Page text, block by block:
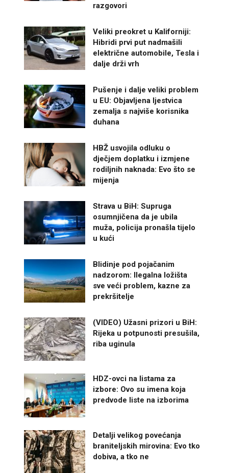
razgovori
Veliki preokret u Kaliforniji:
Hibridi prvi put nadmašili
električne automobile, Tesla i
dalje drži vrh
Pušenje i dalje veliki problem
u EU: Objavljena ljestvica
zemalja s najviše korisnika
duhana
HBŽ usvojila odluku o
dječjem doplatku i izmjene
rodiljnih naknada: Evo što se
mijenja
Strava u BiH: Supruga
osumnjičena da je ubila
muža, policija pronašla tijelo
u kući
Blidinje pod pojačanim
nadzorom: Ilegalna ložišta
sve veći problem, kazne za
prekršitelje
(VIDEO) Užasni prizori u BiH:
Rijeka u potpunosti presušila,
riba uginula
HDZ-ovci na listama za
izbore: Ovo su imena koja
predvode liste na izborima
Detalji velikog povećanja
braniteljskih mirovina: Evo tko
dobiva, a tko ne